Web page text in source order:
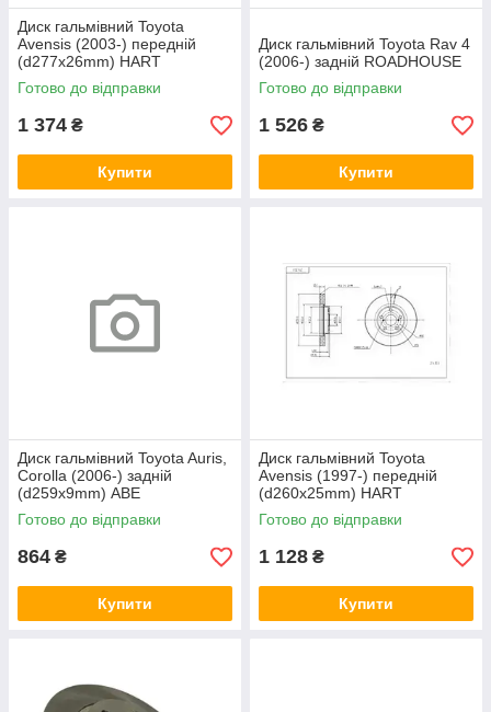
Диск гальмівний Toyota
Avensis (2003-) передній
(d277x26mm) HART
Готово до відправки
1 374 ₴
Купити
Диск гальмівний Toyota Rav 4
(2006-) задній ROADHOUSE
Готово до відправки
1 526 ₴
Купити
Диск гальмівний Toyota Auris,
Corolla (2006-) задній
(d259x9mm) ABE
Готово до відправки
864 ₴
Купити
Диск гальмівний Toyota
Avensis (1997-) передній
(d260x25mm) HART
Готово до відправки
1 128 ₴
Купити